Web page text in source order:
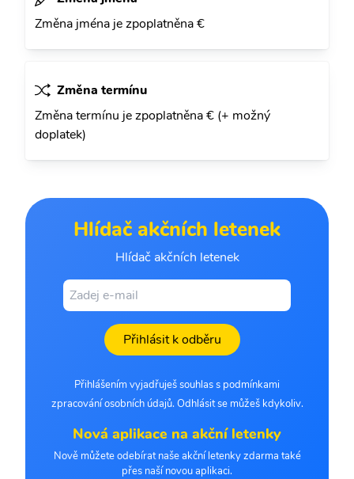
Změna jména je zpoplatněna €
Změna termínu
Změna termínu je zpoplatněna € (+ možný
doplatek)
Hlídač akčních letenek
Hlídač akčních letenek
Přihlásit k odběru
Přihlášením vyjadřuješ souhlas s podmínkami
zpracování osobních údajů. Odhlásit se můžeš kdykoliv.
Nová aplikace na akční letenky
Nově můžete odebírat naše akční letenky zdarma také
přes naší novou aplikaci.